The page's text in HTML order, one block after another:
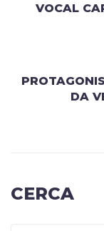
VOCAL
DA
CERCA